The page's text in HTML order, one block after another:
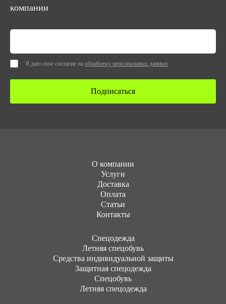
компании
Я даю свое согласие на обработку персональных данных
Подписаться
О компании
Услуги
Доставка
Оплата
Статьи
Контакты
Cпецодежда
Летняя спецобувь
Средства индивидуальной защиты
Защитная спецодежда
Спецобувь
Летняя спецодежда